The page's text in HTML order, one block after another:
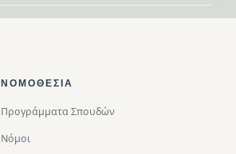
ΝΟΜΟΘΕΣΊΑ
Προγράμματα Σπουδών
Νόμοι